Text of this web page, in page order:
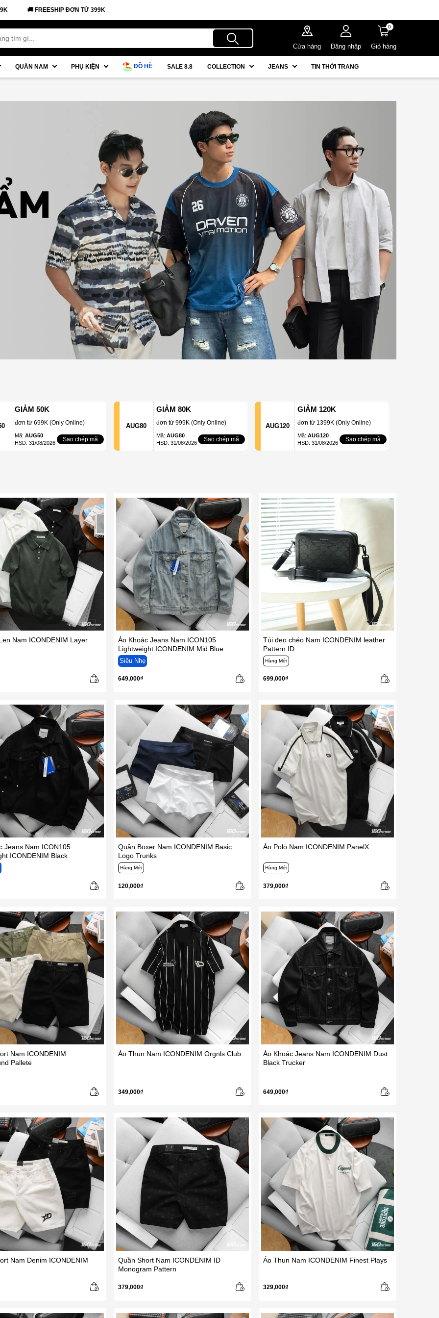
399K
Cửa hàng Đăng nhập
0
Giỏ hàng
QUẦN NAM PHỤ KIỆN ĐỒ HÈ SALE 8.8 COLLECTION JEANS TIN THỜI TRANG
GIẢM 50K
đơn từ 699K (Only Online)
Mã: AUG50
HSD: 31/08/2026
Sao chép mã
AUG80
GIẢM 80K
đơn từ 999K (Only Online)
Mã: AUG80
HSD: 31/08/2026
Sao chép mã
AUG120
GIẢM 120K
đơn từ 1399K (Only Online)
Mã:AUG120
HSD: 31/08/2026
Sao chép mã
Nam ICONDENIM Layer
Áo Khoác Jeans Nam ICON105
Lightweight ICONDENIM Mid Blue
Siêu Nhẹ
649,000₫
Túi đeo chéo Nam ICONDENIM leather
Pattern ID
Hàng Mới
699,000₫
Jeans Nam ICON105
ICONDENIM Black
Quần Boxer Nam ICONDENIM Basic
Logo Trunks
Hàng Mới
120,000₫
Áo Polo Nam ICONDENIM PanelX
Hàng Mới
379,000₫
Nam ICONDENIM
Pallete
Áo Thun Nam ICONDENIM Orgnls Club
349,000₫
Áo Khoác Jeans Nam ICONDENIM Dust
Black Trucker
649,000₫
Nam Denim ICONDENIM
Quần Short Nam ICONDENIM ID
Monogram Pattern
379,000₫
Áo Thun Nam ICONDENIM Finest Plays
329,000₫